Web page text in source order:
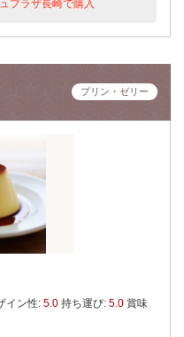
プラザ長崎で購入
プリン・ゼリー
イン性: 5.0 持ち運び: 5.0 賞味